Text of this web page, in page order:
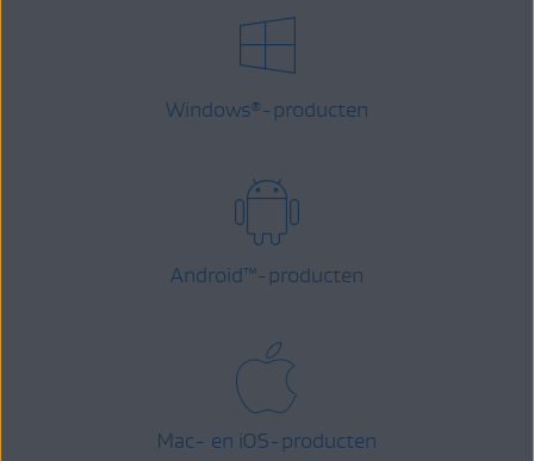
Windows® -producten
Android™-producten
Mac- en iOS-producten